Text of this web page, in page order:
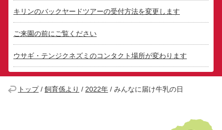
キリンのバックヤードツアーの受付方法を変更します
ご来園の前にご覧ください
ウサギ・テンジクネズミのコンタクト場所が変わります
トップ/ 飼育係より / 2022年 / みんなに届け牛乳の日